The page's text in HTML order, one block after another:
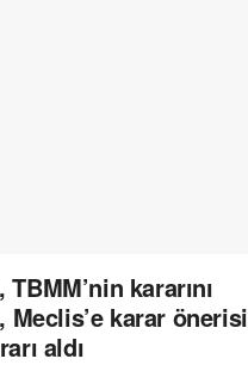
TBMM’nin kararını
Meclis’e karar önerisi
aldı